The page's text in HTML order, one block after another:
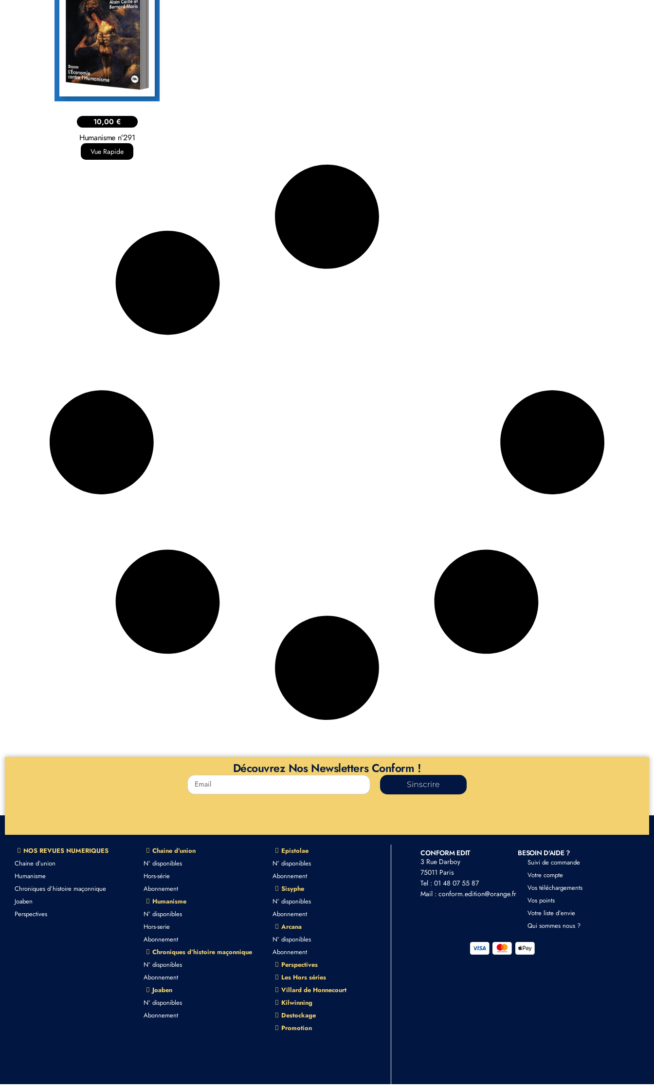
10,00€
Humanisme n°291
Vue Rapide
Découvrez Nos Newsletters Conform !
Sinscrire
NOS REVUES NUMERIQUES
Chaine d’union
Humanisme
Chroniques d’histoire maçonnique
Joaben
Perspectives
Chaine d’union
N° disponibles
Hors-série
Abonnement
Humanisme
N° disponibles
Hors-serie
Abonnement
Chroniques d’histoire maçonnique
N° disponibles
Abonnement
Joaben
N° disponibles
Abonnement
Epistolae
N° disponibles
Abonnement
Sisyphe
N° disponibles
Abonnement
Arcana
N° disponibles
Abonnement
Perspectives
Les Hors séries
Villard de Honnecourt
Kilwinning
Destockage
Promotion
CONFORM EDIT
3 Rue Darboy
75011 Paris
Tel : 01 48 07 55 87
Mail : conform.edition@orange.fr
BESOIN D'AIDE ?
Suivi de commande
Votre compte
Vos téléchargements
Vos points
Votre liste d’envie
Qui sommes nous ?